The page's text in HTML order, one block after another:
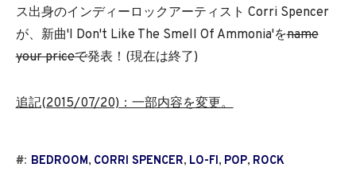
ス出身のインディーロックアーティスト Corri Spencer
が、新曲'I Don't Like The Smell Of Ammonia'をname
your priceで発表！(現在は終了)
追記(2015/07/20)：一部内容を変更。
#: BEDROOM, CORRI SPENCER, LO-FI, POP, ROCK